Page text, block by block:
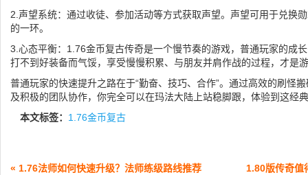
2.声望系统：通过收徒、参加活动等方式获取声望。声望可用于兑换
的一环。
3.心态平衡：1.76金币复古传奇是一个慢节奏的游戏，普通玩家的成
打不到好装备而气馁，享受慢慢积累、与朋友并肩作战的过程，才是
普通玩家的快速提升之路在于“勤奋、技巧、合作”。通过高效的刷怪
及积极的团队协作，你完全可以在玛法大陆上站稳脚跟，体验到这经
本文标签： 1.76金币复古
« 1.76法师如何快速升级？法师练级路线推荐 1.80版传奇值